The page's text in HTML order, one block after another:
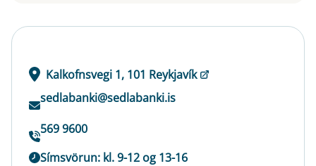
Kalkofnsvegi 1, 101 Reykjavík
sedlabanki@sedlabanki.is
569 9600
Símsvörun: kl. 9-12 og 13-16